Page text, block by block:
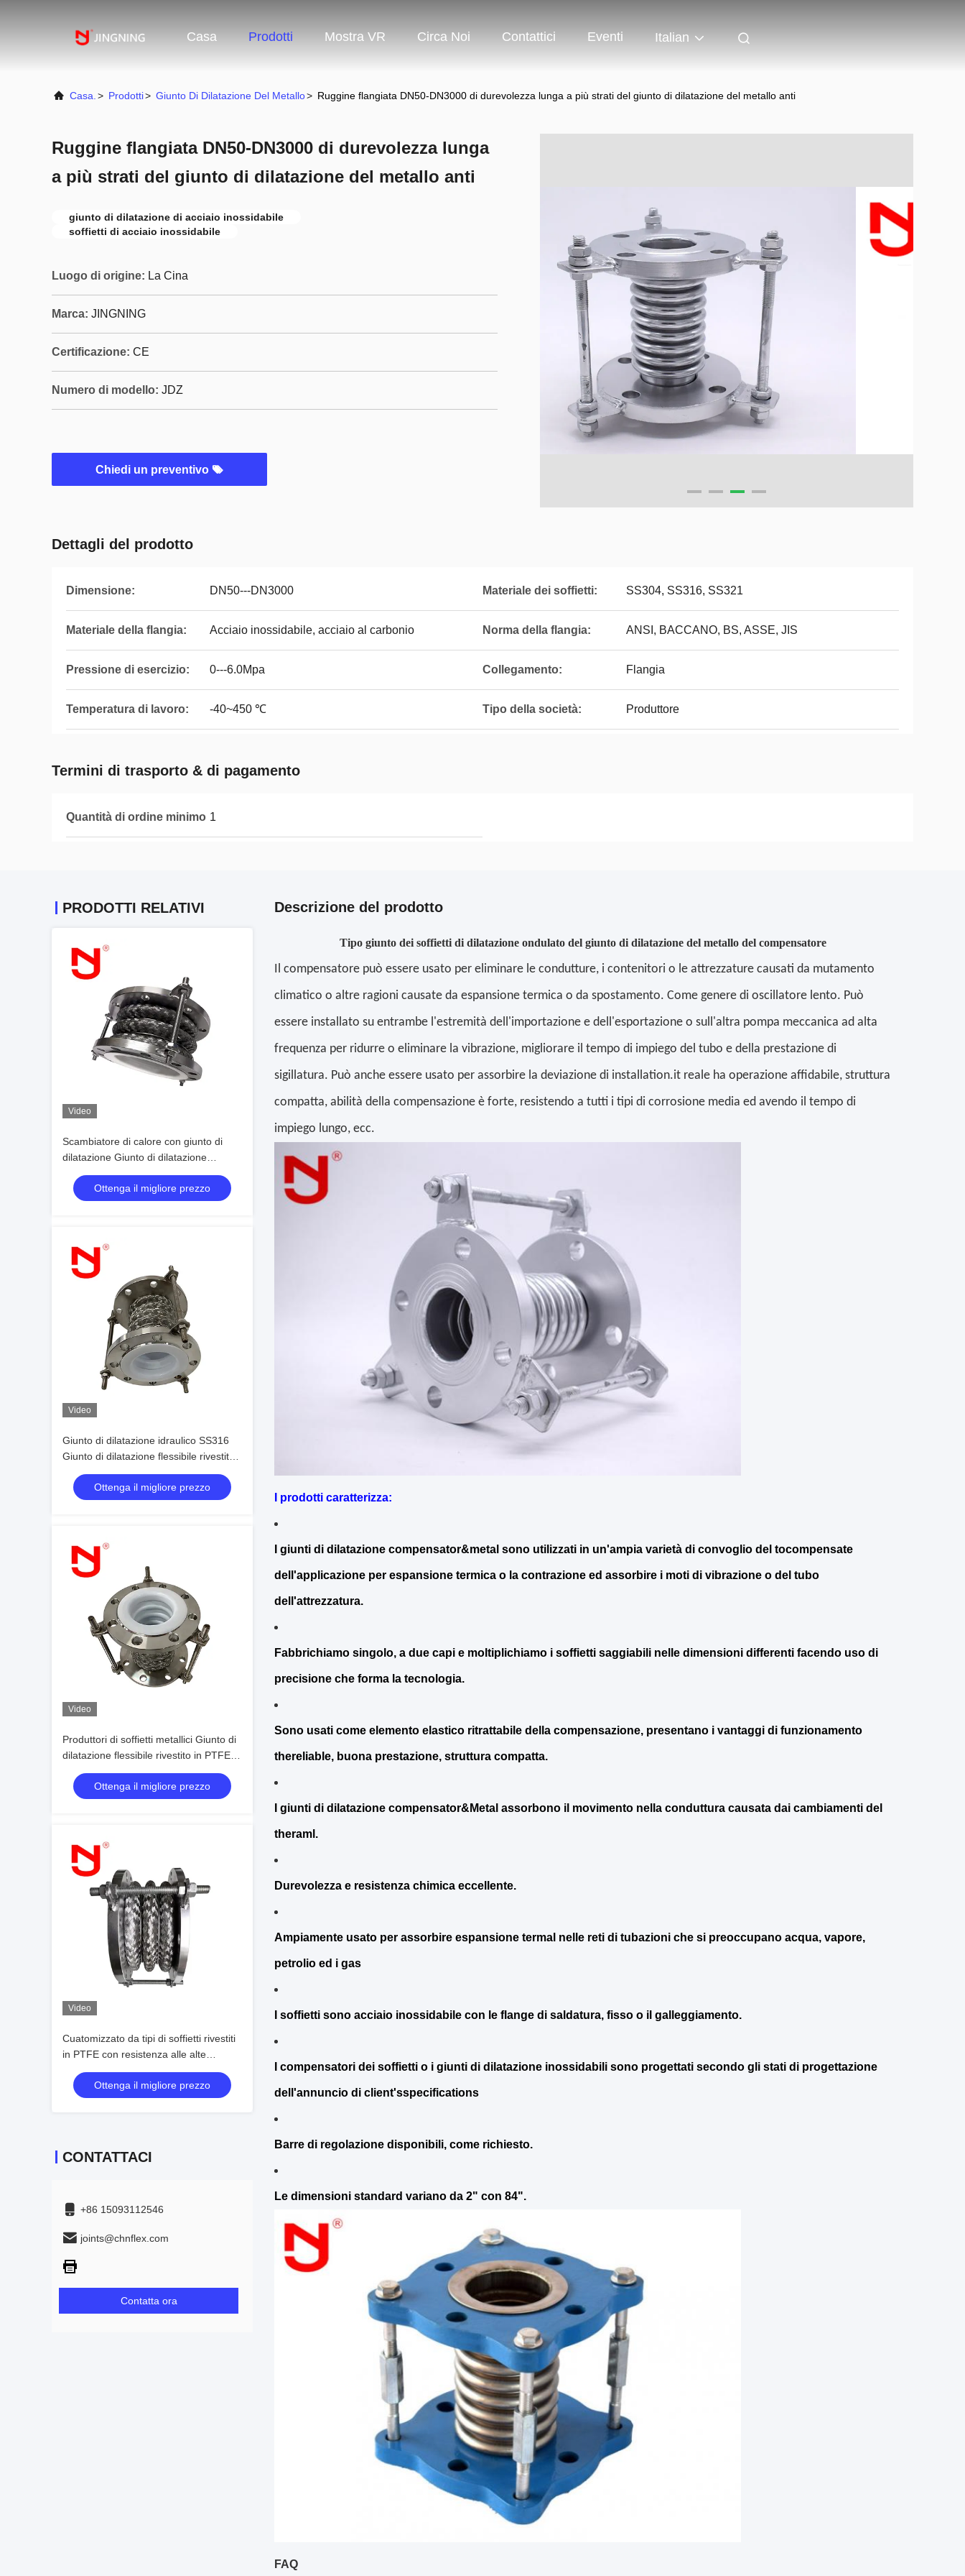
Casa Prodotti Mostra VR Circa Noi Contattici Eventi Italian
Casa. > Prodotti> Giunto Di Dilatazione Del Metallo> Ruggine flangiata DN50-DN3000 di durevolezza lunga a più strati del giunto di dilatazione del metallo anti
Ruggine flangiata DN50-DN3000 di durevolezza lunga
a più strati del giunto di dilatazione del metallo anti
giunto di dilatazione di acciaio inossidabile
soffietti di acciaio inossidabile
Luogo di origine: La Cina
Marca: JINGNING
Certificazione: CE
Numero di modello: JDZ
Chiedi un preventivo
Dettagli del prodotto
Dimensione: DN50---DN3000 Materiale dei soffietti: SS304, SS316, SS321
Materiale della flangia: Acciaio inossidabile, acciaio al carbonio Norma della flangia: ANSI, BACCANO, BS, ASSE, JIS
Pressione di esercizio: 0---6.0Mpa Collegamento: Flangia
Temperatura di lavoro: -40~450 ℃ Tipo della società: Produttore
Termini di trasporto & di pagamento
Quantità di ordine minimo 1
PRODOTTI RELATIVI
Video
Scambiatore di calore con giunto di
dilatazione Giunto di dilatazione
flessibile rivestito in PTFE ad alta
resistenza SS316
Ottenga il migliore prezzo
Video
Giunto di dilatazione idraulico SS316
Giunto di dilatazione flessibile rivestito
in PTFE ad alta resistenza
Ottenga il migliore prezzo
Video
Produttori di soffietti metallici Giunto di
dilatazione flessibile rivestito in PTFE
ad alta resistenza SS316
Ottenga il migliore prezzo
Video
Cuatomizzato da tipi di soffietti rivestiti
in PTFE con resistenza alle alte
temperature in fabbrica
Ottenga il migliore prezzo
CONTATTACI
+86 15093112546
joints@chnflex.com
Contatta ora
Descrizione del prodotto
Tipo giunto dei soffietti di dilatazione ondulato del giunto di dilatazione del metallo del compensatore
Il compensatore può essere usato per eliminare le condutture, i contenitori o le attrezzature causati da mutamento
climatico o altre ragioni causate da espansione termica o da spostamento. Come genere di oscillatore lento. Può
essere installato su entrambe l'estremità dell'importazione e dell'esportazione o sull'altra pompa meccanica ad alta
frequenza per ridurre o eliminare la vibrazione, migliorare il tempo di impiego del tubo e della prestazione di
sigillatura. Può anche essere usato per assorbire la deviazione di installation.it reale ha operazione affidabile, struttura
compatta, abilità della compensazione è forte, resistendo a tutti i tipi di corrosione media ed avendo il tempo di
impiego lungo, ecc.
I prodotti caratterizza:
I giunti di dilatazione compensator&metal sono utilizzati in un'ampia varietà di convoglio del tocompensate
dell'applicazione per espansione termica o la contrazione ed assorbire i moti di vibrazione o del tubo
dell'attrezzatura.
Fabbrichiamo singolo, a due capi e moltiplichiamo i soffietti saggiabili nelle dimensioni differenti facendo uso di
precisione che forma la tecnologia.
Sono usati come elemento elastico ritrattabile della compensazione, presentano i vantaggi di funzionamento
thereliable, buona prestazione, struttura compatta.
I giunti di dilatazione compensator&Metal assorbono il movimento nella conduttura causata dai cambiamenti del
theraml.
Durevolezza e resistenza chimica eccellente.
Ampiamente usato per assorbire espansione termal nelle reti di tubazioni che si preoccupano acqua, vapore,
petrolio ed i gas
I soffietti sono acciaio inossidabile con le flange di saldatura, fisso o il galleggiamento.
I compensatori dei soffietti o i giunti di dilatazione inossidabili sono progettati secondo gli stati di progettazione
dell'annuncio di client'sspecifications
Barre di regolazione disponibili, come richiesto.
Le dimensioni standard variano da 2" con 84".
FAQ